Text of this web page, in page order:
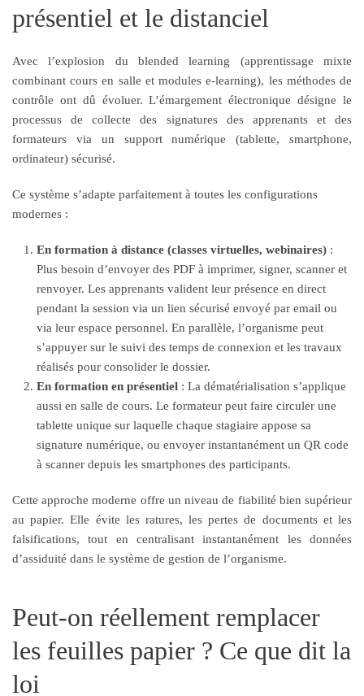
présentiel et le distanciel
Avec l’explosion du blended learning (apprentissage mixte
combinant cours en salle et modules e-learning), les méthodes de
contrôle ont dû évoluer. L’émargement électronique désigne le
processus de collecte des signatures des apprenants et des
formateurs via un support numérique (tablette, smartphone,
ordinateur) sécurisé.
Ce système s’adapte parfaitement à toutes les configurations
modernes :
En formation à distance (classes virtuelles, webinaires) :
Plus besoin d’envoyer des PDF à imprimer, signer, scanner et
renvoyer. Les apprenants valident leur présence en direct
pendant la session via un lien sécurisé envoyé par email ou
via leur espace personnel. En parallèle, l’organisme peut
s’appuyer sur le suivi des temps de connexion et les travaux
réalisés pour consolider le dossier.
En formation en présentiel : La dématérialisation s’applique
aussi en salle de cours. Le formateur peut faire circuler une
tablette unique sur laquelle chaque stagiaire appose sa
signature numérique, ou envoyer instantanément un QR code
à scanner depuis les smartphones des participants.
Cette approche moderne offre un niveau de fiabilité bien supérieur
au papier. Elle évite les ratures, les pertes de documents et les
falsifications, tout en centralisant instantanément les données
d’assiduité dans le système de gestion de l’organisme.
Peut-on réellement remplacer
les feuilles papier ? Ce que dit la
loi